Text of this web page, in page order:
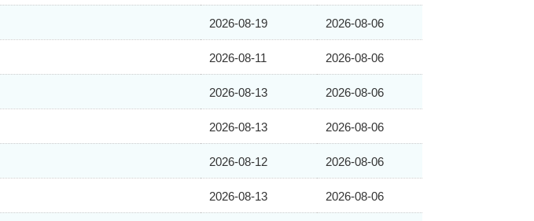
2026-08-19 2026-08-06
2026-08-11 2026-08-06
2026-08-13 2026-08-06
2026-08-13 2026-08-06
2026-08-12 2026-08-06
2026-08-13 2026-08-06